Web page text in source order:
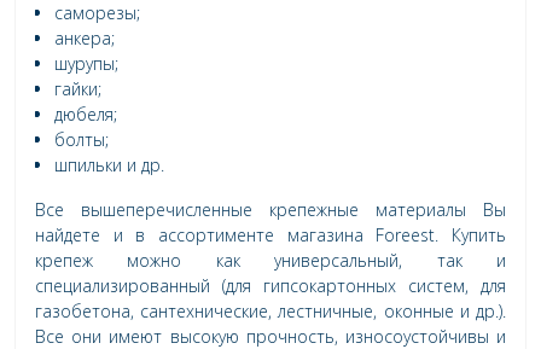
саморезы;
анкера;
шурупы;
гайки;
дюбеля;
болты;
шпильки и др.
Все вышеперечисленные крепежные материалы Вы
найдете и в ассортименте магазина Foreest. Купить
крепеж можно как универсальный, так и
специализированный (для гипсокартонных систем, для
газобетона, сантехнические, лестничные, оконные и др.).
Все они имеют высокую прочность, износоустойчивы и